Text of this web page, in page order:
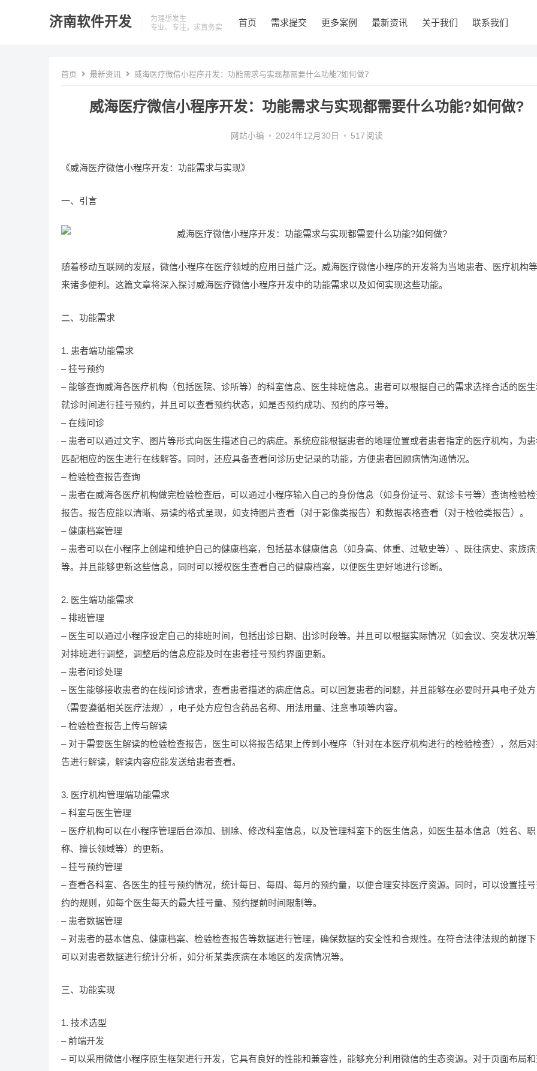
济南软件开发
为理想发生
专业、专注，求真务实
首页 需求提交 更多案例 最新资讯 关于我们 联系我们
首页 最新资讯 威海医疗微信小程序开发：功能需求与实现都需要什么功能?如何做?
威海医疗微信小程序开发：功能需求与实现都需要什么功能?如何做?
网站小编 • 2024年12月30日 • 517 阅读
《威海医疗微信小程序开发：功能需求与实现》
一、引言
随着移动互联网的发展，微信小程序在医疗领域的应用日益广泛。威海医疗微信小程序的开发将为当地患者、医疗机构
来诸多便利。这篇文章将深入探讨威海医疗微信小程序开发中的功能需求以及如何实现这些功能。
二、功能需求
1. 患者端功能需求
– 挂号预约
– 能够查询威海各医疗机构（包括医院、诊所等）的科室信息、医生排班信息。患者可以根据自己的需求选择合适的医生
就诊时间进行挂号预约，并且可以查看预约状态，如是否预约成功、预约的序号等。
– 在线问诊
– 患者可以通过文字、图片等形式向医生描述自己的病症。系统应能根据患者的地理位置或者患者指定的医疗机构，为
匹配相应的医生进行在线解答。同时，还应具备查看问诊历史记录的功能，方便患者回顾病情沟通情况。
– 检验检查报告查询
– 患者在威海各医疗机构做完检验检查后，可以通过小程序输入自己的身份信息（如身份证号、就诊卡号等）查询检验
报告。报告应能以清晰、易读的格式呈现，如支持图片查看（对于影像类报告）和数据表格查看（对于检验类报告）。
– 健康档案管理
– 患者可以在小程序上创建和维护自己的健康档案，包括基本健康信息（如身高、体重、过敏史等）、既往病史、家族病
等。并且能够更新这些信息，同时可以授权医生查看自己的健康档案，以便医生更好地进行诊断。
2. 医生端功能需求
– 排班管理
– 医生可以通过小程序设定自己的排班时间，包括出诊日期、出诊时段等。并且可以根据实际情况（如会议、突发状况等
对排班进行调整，调整后的信息应能及时在患者挂号预约界面更新。
– 患者问诊处理
– 医生能够接收患者的在线问诊请求，查看患者描述的病症信息。可以回复患者的问题，并且能够在必要时开具电子处方
（需要遵循相关医疗法规），电子处方应包含药品名称、用法用量、注意事项等内容。
– 检验检查报告上传与解读
– 对于需要医生解读的检验检查报告，医生可以将报告结果上传到小程序（针对在本医疗机构进行的检验检查），然后对
告进行解读，解读内容应能发送给患者查看。
3. 医疗机构管理端功能需求
– 科室与医生管理
– 医疗机构可以在小程序管理后台添加、删除、修改科室信息，以及管理科室下的医生信息，如医生基本信息（姓名、职
称、擅长领域等）的更新。
– 挂号预约管理
– 查看各科室、各医生的挂号预约情况，统计每日、每周、每月的预约量，以便合理安排医疗资源。同时，可以设置挂
约的规则，如每个医生每天的最大挂号量、预约提前时间限制等。
– 患者数据管理
– 对患者的基本信息、健康档案、检验检查报告等数据进行管理，确保数据的安全性和合规性。在符合法律法规的前提下
可以对患者数据进行统计分析，如分析某类疾病在本地区的发病情况等。
三、功能实现
1. 技术选型
– 前端开发
– 可以采用微信小程序原生框架进行开发，它具有良好的性能和兼容性，能够充分利用微信的生态资源。对于页面布局和